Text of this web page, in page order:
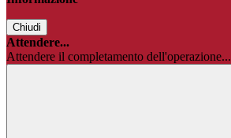
Chiudi
Attendere...
Attendere il completamento dell'operazione...